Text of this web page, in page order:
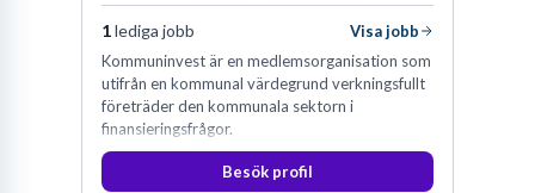
1lediga jobb
Visa jobb
Kommuninvest är en medlemsorganisation som
utifrån en kommunal värdegrund verkningsfullt
företräder den kommunala sektorn i
finansieringsfrågor.
Besök profil